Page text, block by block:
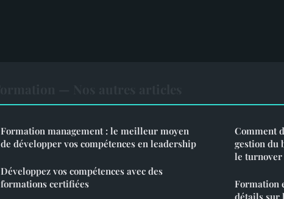
Formation management : le meilleur moyen
de développer vos compétences en leadership
Développez vos compétences avec des
formations certifiées
Comment
gestion du
le turnover
Formation